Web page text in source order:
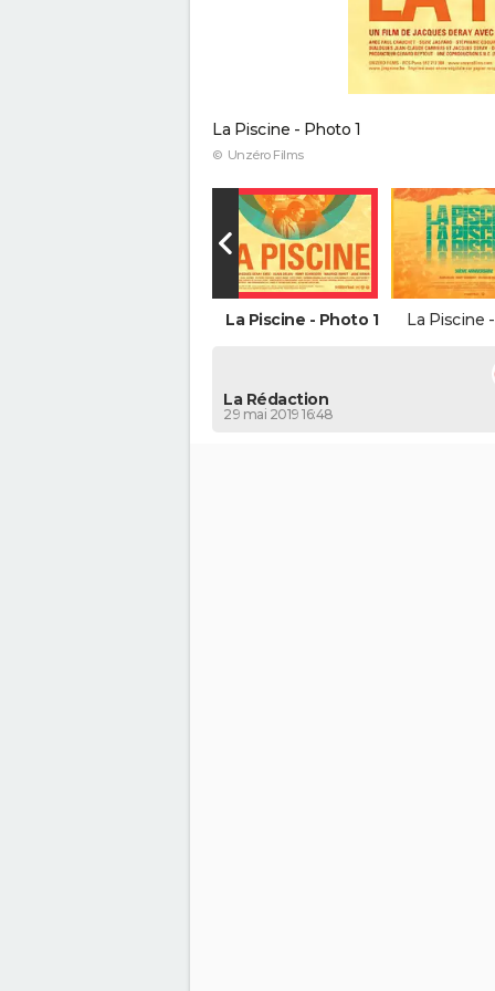
La Piscine - Photo 1
© Unzéro Films
La Piscine - Photo 1 La Piscine
La Rédaction
29 mai 2019 16:48